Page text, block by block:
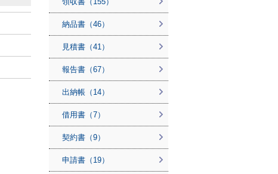
納品書（46）
見積書（41）
報告書（67）
出納帳（14）
借用書（7）
契約書（9）
申請書（19）